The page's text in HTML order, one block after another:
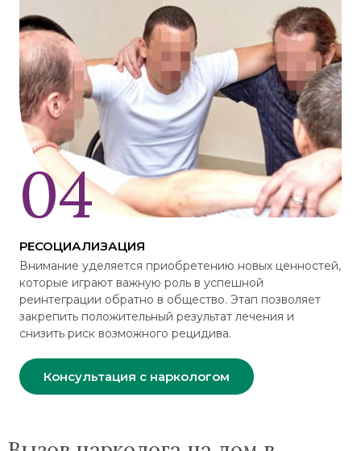
РЕСОЦИАЛИЗАЦИЯ
Внимание уделяется приобретению новых ценностей,
которые играют важную роль в успешной
реинтеграции обратно в общество. Этап позволяет
закрепить положительный результат лечения и
снизить риск возможного рецидива.
Консультация с наркологом